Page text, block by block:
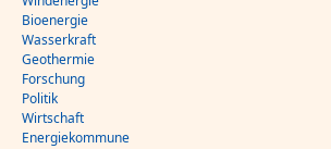
Bioenergie
Wasserkraft
Geothermie
Forschung
Politik
Wirtschaft
Energiekommune